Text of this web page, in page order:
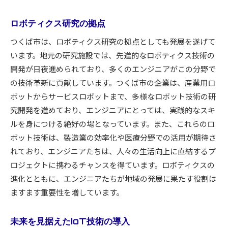
ロボティクス研究の拠点
つくば市は、ロボティクス研究の拠点としても発展を遂げて
います。地元の研究施設では、先進的なロボティクス技術の
開発が日夜進められており、多くのエンジニアがこの分野で
の技術革新に貢献しています。つくば市の企業は、産業用ロ
ボットからサービスロボットまで、多様なロボット技術の研
究開発を進めており、エンジニアにとっては、実践的なスキ
ルを身につける絶好の場となっています。また、これらのロ
ボット技術は、製造業の効率化や医療分野での活用が期待さ
れており、エンジニアたちは、人々の生活向上に直結するプ
ロジェクトに携わるチャンスを得ています。ロボティクスの
進化とともに、エンジニアたちが地域の発展に果たす役割は
ますます重要性を増しています。
未来を見据えたIoT技術の導入